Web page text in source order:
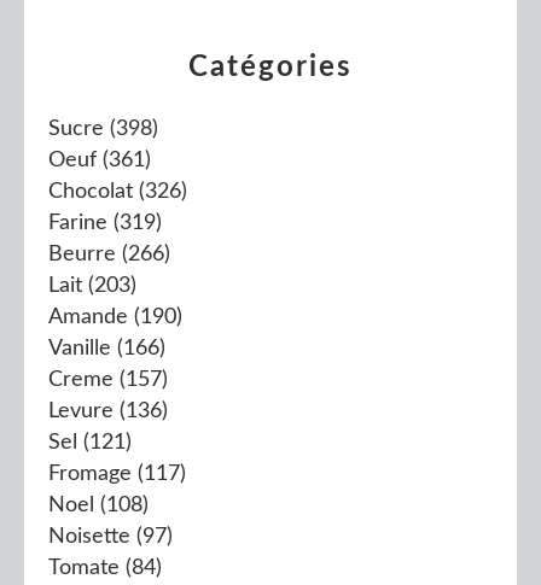
Catégories
Sucre (398)
Oeuf (361)
Chocolat (326)
Farine (319)
Beurre (266)
Lait (203)
Amande (190)
Vanille (166)
Creme (157)
Levure (136)
Sel (121)
Fromage (117)
Noel (108)
Noisette (97)
Tomate (84)